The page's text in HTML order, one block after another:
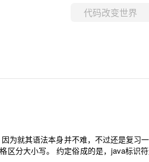
为就其语法本身并不难，不过还是复习
分大小写。 约定俗成的是，java标识